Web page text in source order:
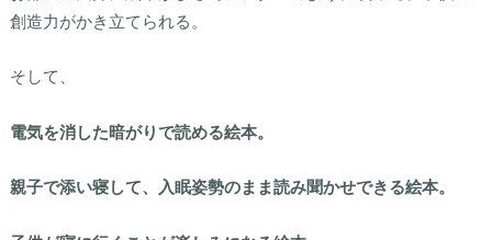
創造力がかき立てられる。
そして、
電気を消した暗がりで読める絵本。
親子で添い寝して、入眠姿勢のまま読み聞かせできる絵本。